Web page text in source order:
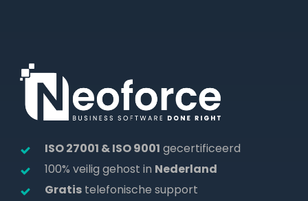
ISO 27001 & ISO 9001 gecertificeerd
100% veilig gehost in Nederland
Gratistelefonische support